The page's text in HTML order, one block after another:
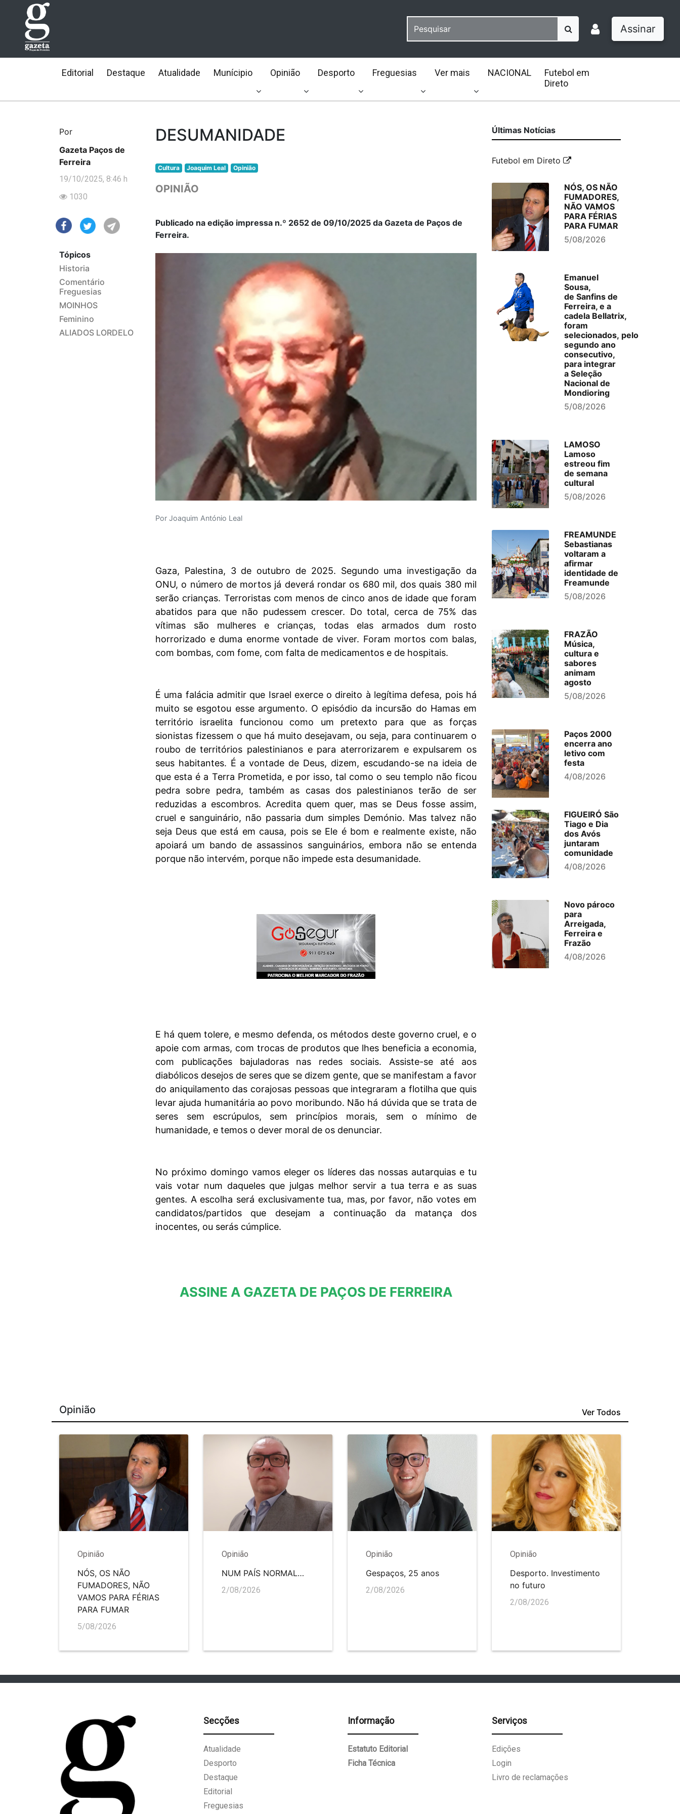
Assinar
Editorial Destaque Atualidade Munícipio Opinião Desporto Freguesias Ver mais NACIONAL
Futebol em
Direto
Por
Gazeta Paços de
Ferreira
19/10/2025, 8:46 h
1030
Tópicos
Historia
Comentário
Freguesias
MOINHOS
Feminino
ALIADOS LORDELO
DESUMANIDADE
Cultura Joaquim Leal Opinião
OPINIÃO
Publicado na edição impressa n.º 2652 de 09/10/2025 da Gazeta de Paços de
Ferreira.
Por Joaquim António Leal
Gaza, Palestina, 3 de outubro de 2025. Segundo uma investigação da
ONU, o número de mortos já deverá rondar os 680 mil, dos quais 380 mil
serão crianças. Terroristas com menos de cinco anos de idade que foram
abatidos para que não pudessem crescer. Do total, cerca de 75% das
vítimas são mulheres e crianças, todas elas armados dum rosto
horrorizado e duma enorme vontade de viver. Foram mortos com balas,
com bombas, com fome, com falta de medicamentos e de hospitais.
É uma falácia admitir que Israel exerce o direito à legítima defesa, pois há
muito se esgotou esse argumento. O episódio da incursão do Hamas em
território israelita funcionou como um pretexto para que as forças
sionistas fizessem o que há muito desejavam, ou seja, para continuarem o
roubo de territórios palestinianos e para aterrorizarem e expulsarem os
seus habitantes. É a vontade de Deus, dizem, escudando-se na ideia de
que esta é a Terra Prometida, e por isso, tal como o seu templo não ficou
pedra sobre pedra, também as casas dos palestinianos terão de ser
reduzidas a escombros. Acredita quem quer, mas se Deus fosse assim,
cruel e sanguinário, não passaria dum simples Demónio. Mas talvez não
seja Deus que está em causa, pois se Ele é bom e realmente existe, não
apoiará um bando de assassinos sanguinários, embora não se entenda
porque não intervém, porque não impede esta desumanidade.
E há quem tolere, e mesmo defenda, os métodos deste governo cruel, e o
apoie com armas, com trocas de produtos que lhes beneficia a economia,
com publicações bajuladoras nas redes sociais. Assiste-se até aos
diabólicos desejos de seres que se dizem gente, que se manifestam a favor
do aniquilamento das corajosas pessoas que integraram a flotilha que quis
levar ajuda humanitária ao povo moribundo. Não há dúvida que se trata de
seres sem escrúpulos, sem princípios morais, sem o mínimo de
humanidade, e temos o dever moral de os denunciar.
No próximo domingo vamos eleger os líderes das nossas autarquias e tu
vais votar num daqueles que julgas melhor servir a tua terra e as suas
gentes. A escolha será exclusivamente tua, mas, por favor, não votes em
candidatos/partidos que desejam a continuação da matança dos
inocentes, ou serás cúmplice.
ASSINE A GAZETA DE PAÇOS DE FERREIRA
Últimas Notícias
Futebol em Direto
NÓS, OS NÃO
FUMADORES,
NÃO VAMOS
PARA FÉRIAS
PARA FUMAR
5/08/2026
Emanuel
Sousa,
de Sanfins de
Ferreira, e a
cadela Bellatrix,
foram
selecionados, pelo
segundo ano
consecutivo,
para integrar
a Seleção
Nacional de
Mondioring
5/08/2026
LAMOSO
Lamoso
estreou fim
de semana
cultural
5/08/2026
FREAMUNDE
Sebastianas
voltaram a
afirmar
identidade de
Freamunde
5/08/2026
FRAZÃO
Música,
cultura e
sabores
animam
agosto
5/08/2026
Paços 2000
encerra ano
letivo com
festa
4/08/2026
FIGUEIRÓ São
Tiago e Dia
dos Avós
juntaram
comunidade
4/08/2026
Novo pároco
para
Arreigada,
Ferreira e
Frazão
4/08/2026
Opinião Ver Todos
Opinião
NÓS, OS NÃO
FUMADORES, NÃO
VAMOS PARA FÉRIAS
PARA FUMAR
5/08/2026
Opinião
NUM PAÍS NORMAL…
2/08/2026
Opinião
Gespaços, 25 anos
2/08/2026
Opinião
Desporto. Investimento
no futuro
2/08/2026
Secções
Atualidade
Desporto
Destaque
Editorial
Freguesias
Informação
Estatuto Editorial
Ficha Técnica
Serviços
Edições
Login
Livro de reclamações